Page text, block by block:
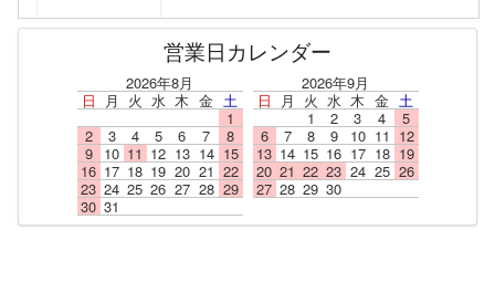
営業日カレンダー
2026年8月
日
月 火 水 木 金 土
1
2
3 4 5 6 7
8
9
10 11 12 13 14 15
16 17 18 19 20 21 22
23 24 25 26 27 28 29
30 31
2026年9月
日
月 火 水 木 金 土
1
2 3 4
5
6
7 8 9 10 11 12
13 14 15 16 17 18 19
20 21 22 23 24 25 26
27 28 29 30